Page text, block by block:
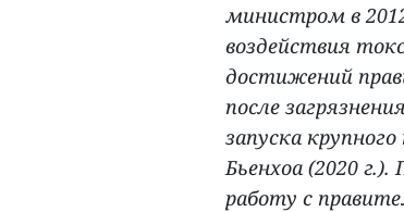
министром в
воздействия
достижений
после
запуска
Бьенхоа (2020
работу с